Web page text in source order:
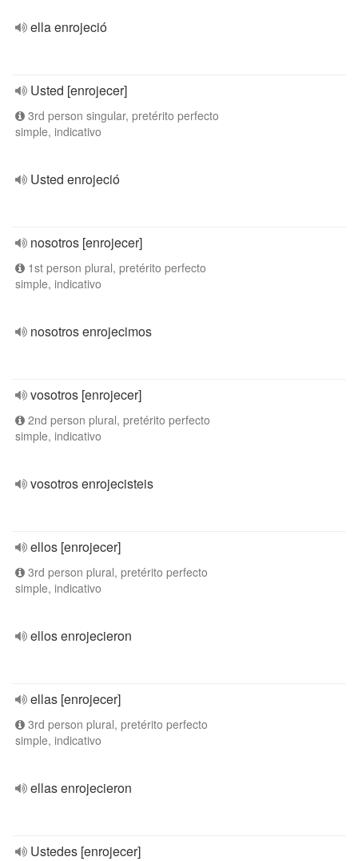
ella enrojeció
Usted [enrojecer]
3rd person singular, pretérito perfecto
simple, indicativo
Usted enrojeció
nosotros [enrojecer]
1st person plural, pretérito perfecto
simple, indicativo
nosotros enrojecimos
vosotros [enrojecer]
2nd person plural, pretérito perfecto
simple, indicativo
vosotros enrojecisteis
ellos [enrojecer]
3rd person plural, pretérito perfecto
simple, indicativo
ellos enrojecieron
ellas [enrojecer]
3rd person plural, pretérito perfecto
simple, indicativo
ellas enrojecieron
Ustedes [enrojecer]